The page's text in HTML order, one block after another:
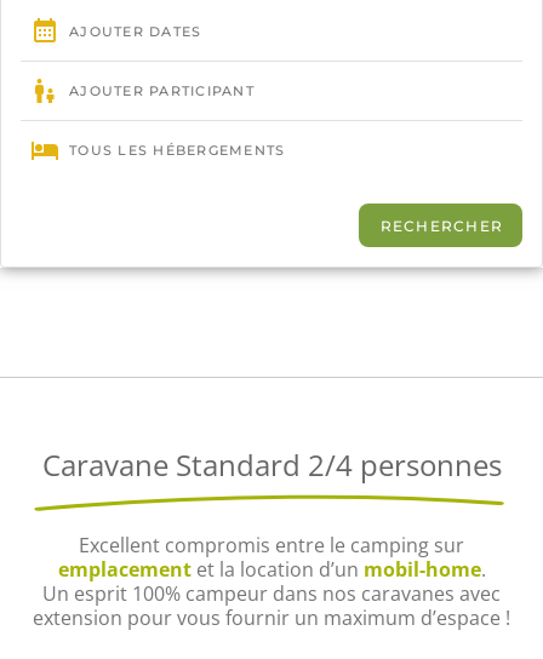
Caravane Standard 2/4 personnes
Excellent compromis entre le camping sur
emplacementet la location d’un mobil-home.
Un esprit 100% campeur dans nos caravanes avec
extension pour vous fournir un maximum d’espace !